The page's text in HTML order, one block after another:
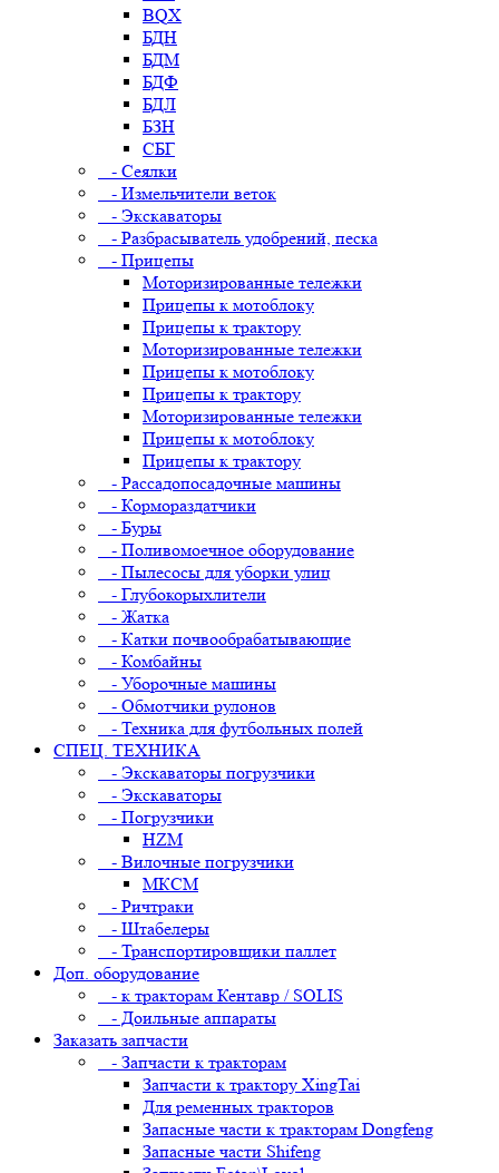
BQX
БДН
БДМ
БДФ
БДЛ
БЗН
СБГ
- Сеялки
- Измельчители веток
- Экскаваторы
- Разбрасыватель удобрений, песка
- Прицепы
Моторизированные тележки
Прицепы к мотоблоку
Прицепы к трактору
Моторизированные тележки
Прицепы к мотоблоку
Прицепы к трактору
Моторизированные тележки
Прицепы к мотоблоку
Прицепы к трактору
- Рассадопосадочные машины
- Кормораздатчики
- Буры
- Поливомоечное оборудование
- Пылесосы для уборки улиц
- Глубокорыхлители
- Жатка
- Катки почвообрабатывающие
- Комбайны
- Уборочные машины
- Обмотчики рулонов
- Техника для футбольных полей
СПЕЦ. ТЕХНИКА
- Экскаваторы погрузчики
- Экскаваторы
- Погрузчики
HZM
- Вилочные погрузчики
МКСМ
- Ричтраки
- Штабелеры
- Транспортировщики паллет
Доп. оборудование
- к тракторам Кентавр / SOLIS
- Доильные аппараты
Заказать запчасти
- Запчасти к тракторам
Запчасти к трактору XingTai
Для ременных тракторов
Запасные части к тракторам Dongfeng
Запасные части Shifeng